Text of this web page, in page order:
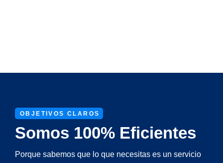
OBJETIVOS CLAROS
Somos 100% Eficientes
Porque sabemos que lo que necesitas es un servicio